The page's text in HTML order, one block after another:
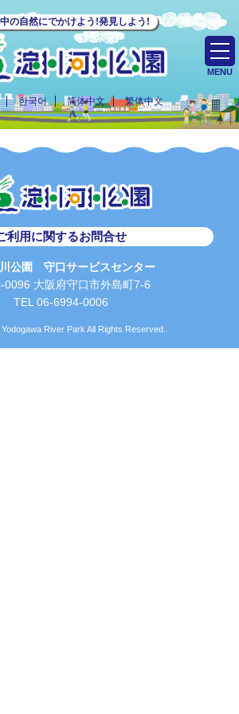
の自然にでかけよう!発見しよう!
한국어 简体中文 繁体中文
MENU
利用に関するお問合せ
公園 守口サービスセンター
0096 大阪府守口市外島町7-6
TEL 06-6994-0006
River Park All Rights Reserved..